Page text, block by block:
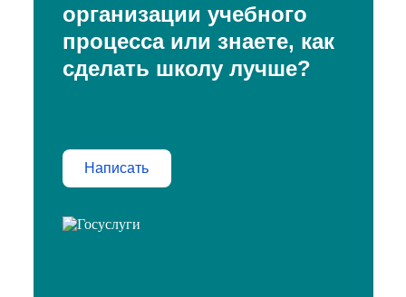
организации учебного
процесса или знаете, как
сделать школу лучше?
Написать